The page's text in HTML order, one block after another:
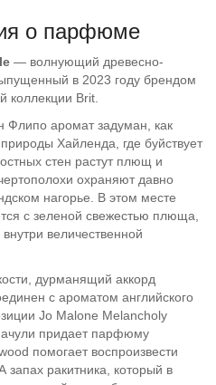
о парфюме
— волнующий древесно-
в 2023 году брендом
коллекции Brit.
аромат задуман, как
Хайленда, где буйствует
стен растут плющ и
охраняют давно
нагорье. В этом месте
с зеленой свежестью плюща,
величественной
дурманящий аккорд
с ароматом английского
Jo Malone Melancholy
придает парфюму
помогает воспроизвести
ракитника, который в